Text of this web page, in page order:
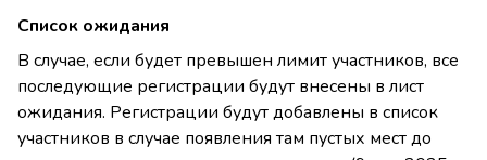
Список ожидания
В случае, если будет превышен лимит участников, все
последующие регистрации будут внесены в лист
ожидания. Регистрации будут добавлены в список
участников в случае появления там пустых мест до